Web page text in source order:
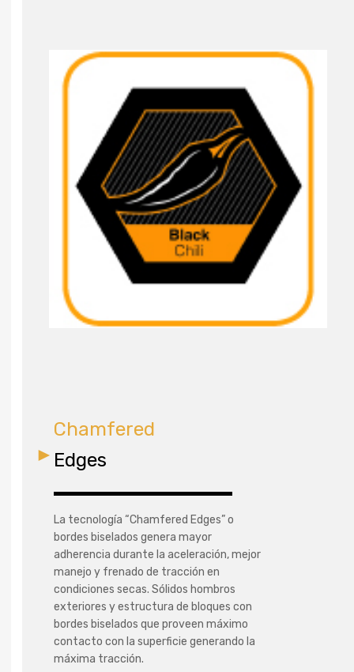
Chamfered
Edges
La tecnología “Chamfered Edges” o
bordes biselados genera mayor
adherencia durante la aceleración, mejor
manejo y frenado de tracción en
condiciones secas. Sólidos hombros
exteriores y estructura de bloques con
bordes biselados que proveen máximo
contacto con la superficie generando la
máxima tracción.